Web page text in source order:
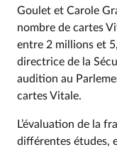
Goulet et Carole
nombre de cartes
entre 2 millions et
directrice de la
audition au
cartes Vitale.
L’évaluation de la
différentes études,